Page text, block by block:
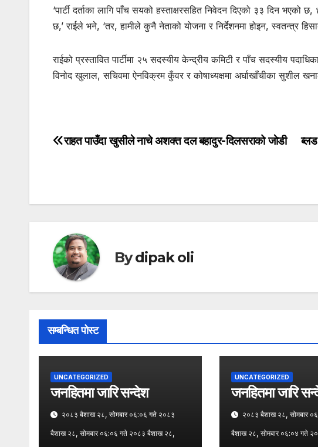
‘पार्टी दर्ताका लागि पाँच सयको हस्ताक्षरसहित निवेदन दिएको ३३ दिन भएको
छ,’ राईले भने, ‘तर, हामीले कुनै नेताको योजना र निर्देशनमा होइन, स्वतन्त्र
राईको प्रस्तावित पार्टीमा २५ सदस्यीय केन्द्रीय कमिटी र पाँच सदस्यीय
विनोद खुलाल, सचिवमा ऐनविक्रम कुँवर र कोषाध्यक्षमा अर्घाखाँचीका सुशील
Post
राहत पाउँदा खुसीले नाचे अशक्त दल बहादुर-दिलसराको जाेडी
Bydipak oli
सम्बन्धित पोस्ट
UNCATEGORIZED
जनहितमा जारि सन्देश
२०८३ बैशाख २८, सोमबार ०६:०६ गते २०८३
बैशाख २८, सोमबार ०६:०६ गते २०८३ बैशाख २८,
UNCATEGORIZED
जनहितमा जारि
२०८३ बैशाख २८, सोमबार
बैशाख २८, सोमबार ०६:०४ गते